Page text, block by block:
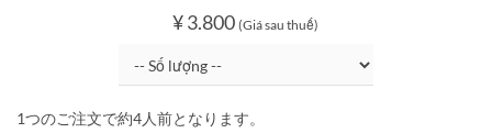
¥ 3.800 (Giá sau thuế)
1つのご注文で約4人前となります。